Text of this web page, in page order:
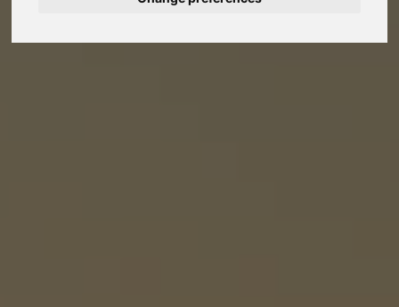
Nederlands